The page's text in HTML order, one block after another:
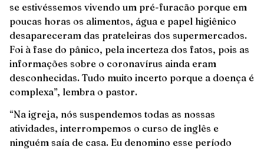
se estivéssemos vivendo um pré-furacão porque em
poucas horas os alimentos, água e papel higiênico
desapareceram das prateleiras dos supermercados.
Foi à fase do pânico, pela incerteza dos fatos, pois as
informações sobre o coronavírus ainda eram
desconhecidas. Tudo muito incerto porque a doença é
complexa”, lembra o pastor.
“Na igreja, nós suspendemos todas as nossas
atividades, interrompemos o curso de inglês e
ninguém saía de casa. Eu denomino esse período